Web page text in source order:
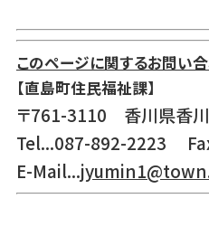
このページに関するお問い
【直島町住民福祉課】
〒761-3110 香川県香
Tel...087-892-2223
E-Mail...